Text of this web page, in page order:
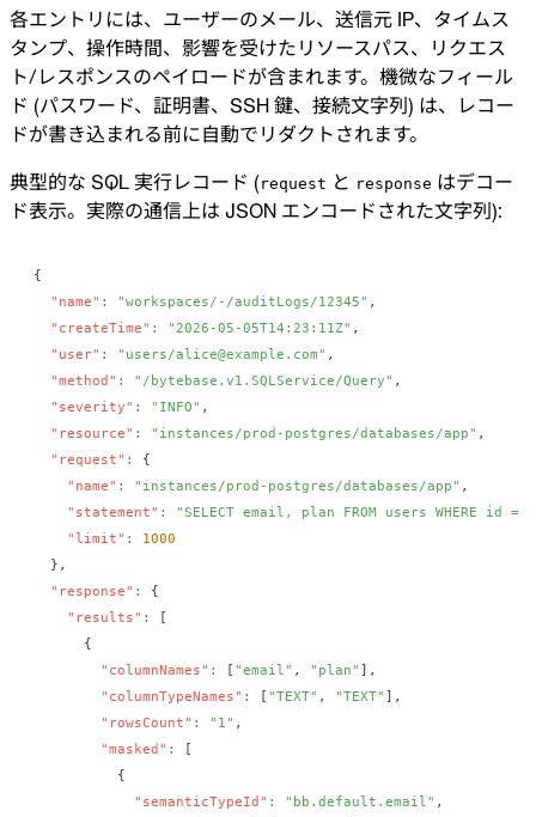
各エントリには、ユーザーのメール、送信元 IP、タイムス
タンプ、操作時間、影響を受けたリソースパス、リクエス
ト/レスポンスのペイロードが含まれます。機微なフィール
ド (パスワード、証明書、SSH 鍵、接続文字列) は、レコー
ドが書き込まれる前に自動でリダクトされます。
典型的な SQL 実行レコード (request と response はデコー
ド表示。実際の通信上は JSON エンコードされた文字列):
{
"name" : "workspaces/-/auditLogs/12345" ,
"createTime" : "2026-05-05T14:23:11Z" ,
"user" : "users/alice@example.com" ,
"method" : "/bytebase.v1.SQLService/Query" ,
"severity" : "INFO" ,
"resource" : "instances/prod-postgres/databases/app" ,
"request" :
{
"name" : "instances/prod-postgres/databases/app" ,
"statement" :
"SELECT email, plan FROM users WHERE id =
"limit" :
1000
} ,
"response" :
{
"results" :
[
{
"columnNames" : [ "email" , "plan" ] ,
"columnTypeNames" : [ "TEXT" , "TEXT" ] ,
"rowsCount" : "1" ,
"masked" :
[
{
"semanticTypeId" : "bb.default.email" ,